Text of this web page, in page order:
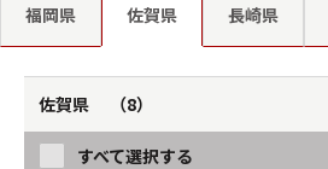
福岡県 佐賀県 長崎県
佐賀県 （8）
すべて選択する